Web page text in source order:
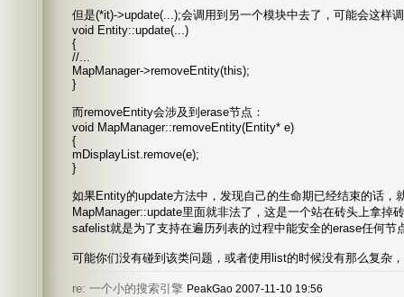
但是(*it)->update(...);会调用到另一个模块中去了，可能会这样
void Entity::update(...)
{
//...
MapManager->removeEntity(this);
}
而removeEntity会涉及到erase节点：
void MapManager::removeEntity(Entity* e)
{
mDisplayList.remove(e);
}
如果Entity的update方法中，发现自己的生命期已经结束的话，
MapManager::update里面就非法了，这是一个站在砖头上拿掉
safelist就是为了支持在遍历列表的过程中能安全的erase任何节
可能你们没有碰到该类问题，或者使用list的时候没有那么复杂
re: 一个小的搜索引擎 PeakGao 2007-11-10 19:56